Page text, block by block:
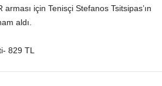
için Tenisçi Stefanos Tsitsipas’ın
aldı.
829 TL